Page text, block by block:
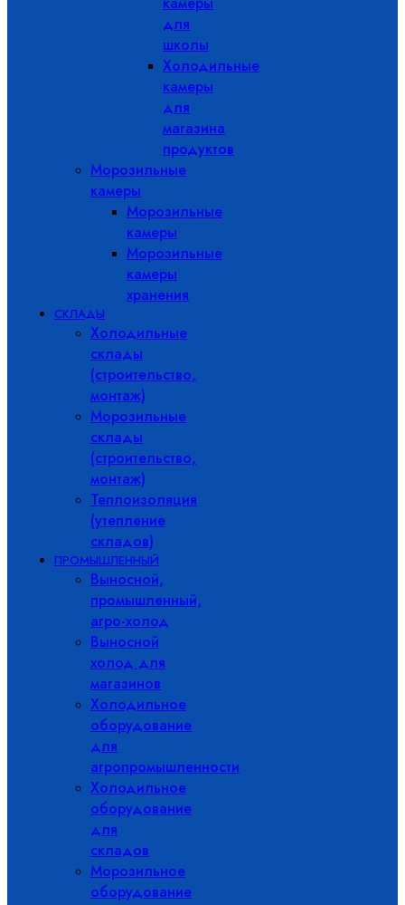
для
школы
Холодильные
камеры
для
магазина
продуктов
Морозильные
камеры
Морозильные
камеры
Морозильные
камеры
хранения
СКЛАДЫ
Холодильные
склады
(строительство,
монтаж)
Морозильные
склады
(строительство,
монтаж)
Теплоизоляция
(утепление
складов)
ПРОМЫШЛЕННЫЙ
Выносной,
промышленный,
агро-холод
Выносной
холод для
магазинов
Холодильное
оборудование
для
агропромышленности
Холодильное
оборудование
для
складов
Морозильное
оборудование